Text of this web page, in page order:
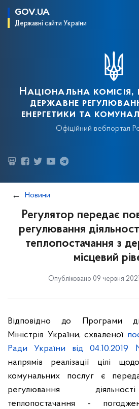
GOV.UA
Державні сайти України
Національна
державне
енергетики та
Офіційний вебпортал
Новини
Регулятор передає
регулювання
теплопостачання з
місцевий
Опубліковано 09 червня
Відповідно до Програми
Міністрів України, схваленої
Ради України від
напрямів реалізації цілі
комунальних послуг є
регулювання
теплопостачання -